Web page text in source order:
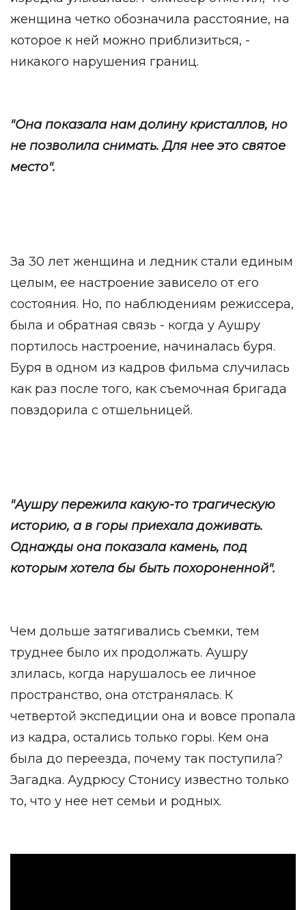
женщина четко обозначила расстояние, на
которое к ней можно приблизиться, -
никакого нарушения границ.
"Она показала нам долину кристаллов, но
не позволила снимать. Для нее это святое
место".
За 30 лет женщина и ледник стали единым
целым, ее настроение зависело от его
состояния. Но, по наблюдениям режиссера,
была и обратная связь - когда у Аушру
портилось настроение, начиналась буря.
Буря в одном из кадров фильма случилась
как раз после того, как съемочная бригада
повздорила с отшельницей.
"Аушру пережила какую-то трагическую
историю, а в горы приехала доживать.
Однажды она показала камень, под
которым хотела бы быть похороненной".
Чем дольше затягивались съемки, тем
труднее было их продолжать. Аушру
злилась, когда нарушалось ее личное
пространство, она отстранялась. К
четвертой экспедиции она и вовсе пропала
из кадра, остались только горы. Кем она
была до переезда, почему так поступила?
Загадка. Аудрюсу Стонису известно только
то, что у нее нет семьи и родных.